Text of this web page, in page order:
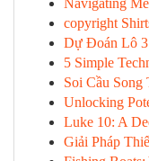
Navigating
copyright
Dự Đoán Lô
5 Simple
Soi Cầu
Unlocking
Luke 10: A
Giải Pháp